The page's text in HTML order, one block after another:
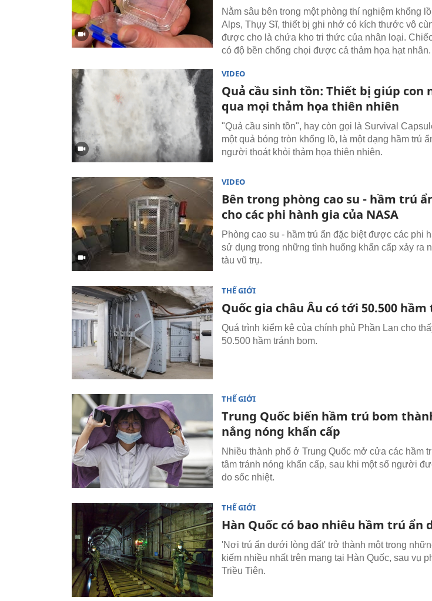
Nằm sâu bên trong một phòng thí nghiệm khổng
Alps, Thụy Sĩ, thiết bị ghi nhớ có kích thước vô
được cho là chứa kho tri thức của nhân loại.
có độ bền chống chọi được cả thảm họa hạt nhân.
VIDEO
Quả cầu sinh tồn: Thiết bị giúp con
qua mọi thảm họa thiên nhiên
"Quả cầu sinh tồn", hay còn gọi là Survival
một quả bóng tròn khổng lồ, là một dạng hầm trú
người thoát khỏi thảm họa thiên nhiên.
VIDEO
Bên trong phòng cao su - hầm trú
cho các phi hành gia của NASA
Phòng cao su - hầm trú ẩn đặc biệt được các phi
sử dụng trong những tình huống khẩn cấp xảy ra
tàu vũ trụ.
THẾ GIỚI
Quốc gia châu Âu có tới 50.500
Quá trình kiểm kê của chính phủ Phần Lan cho
50.500 hầm tránh bom.
THẾ GIỚI
Trung Quốc biến hầm trú bom
nắng nóng khẩn cấp
Nhiều thành phố ở Trung Quốc mở cửa các hầm
tâm tránh nóng khẩn cấp, sau khi một số người
do sốc nhiệt.
THẾ GIỚI
Hàn Quốc có bao nhiêu hầm trú ẩn
'Nơi trú ẩn dưới lòng đất' trở thành một trong
kiếm nhiều nhất trên mạng tại Hàn Quốc, sau vụ
Triều Tiên.